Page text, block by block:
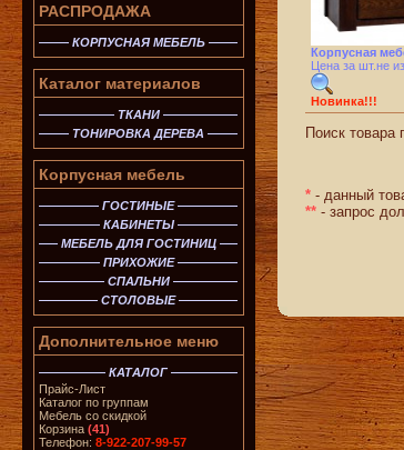
РАСПРОДАЖА
КОРПУСНАЯ МЕБЕЛЬ
Каталог материалов
ТКАНИ
ТОНИРОВКА ДЕРЕВА
Корпусная мебель
ГОСТИНЫЕ
КАБИНЕТЫ
МЕБЕЛЬ ДЛЯ ГОСТИНИЦ
ПРИХОЖИЕ
СПАЛЬНИ
СТОЛОВЫЕ
Дополнительное меню
КАТАЛОГ
Прайс-Лист
Каталог по группам
Мебель со скидкой
Корзина (41)
Телефон: 8-922-207-99-57
Корпусная
Цена за шт.не
Новинка!!!
Поиск товара
* - данный
** - запрос